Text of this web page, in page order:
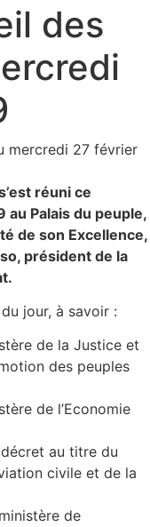
des
réuni ce
Palais du peuple,
de son Excellence,
président de la
jour, à savoir :
de la Justice et
des peuples
de l’Economie
au titre du
civile et de la
de